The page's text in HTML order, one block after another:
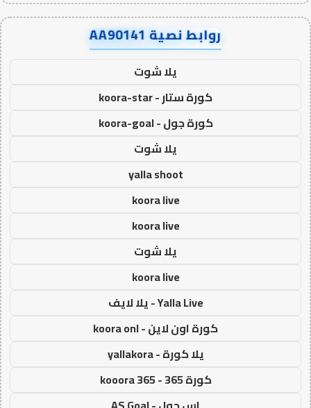
روابط نصية AA90141
يلا شوت
كورة ستار - koora-star
كورة جول - koora-goal
يلا شوت
yalla shoot
koora live
koora live
يلا شوت
koora live
Yalla Live - يلا لايف
كورة اون لاين - koora onl
يلا كورة - yallakora
كورة 365 - kooora 365